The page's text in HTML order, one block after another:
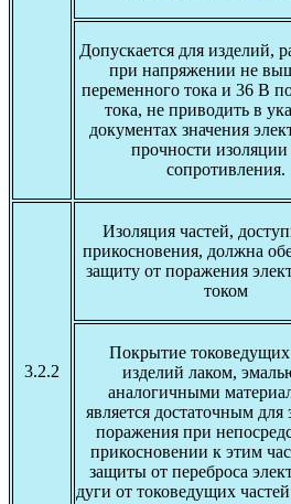
Допускается для изделий,
при напряжении не
переменного тока и 36 В
тока, не приводить в
документах значения
прочности изоляции
сопротивления.
3.2.2
Изоляция частей,
прикосновения, должна
защиту от поражения
током
Покрытие токоведущих
изделий лаком,
аналогичными
является достаточным
поражения при
прикосновении к этим
защиты от переброса
дуги от токоведущих